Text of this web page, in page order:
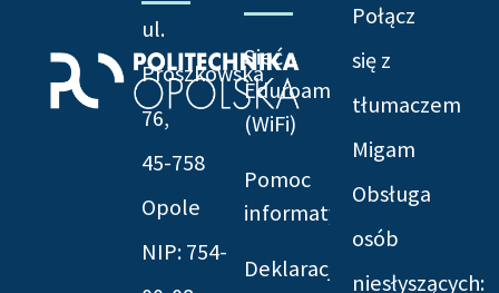
ul.
Prószkowska
76,
45-758
Opole
NIP: 754-
Sieć
Eduroam
(WiFi)
Pomoc
informatyczna
Deklaracja
Połącz
się z
tłumaczem
Migam
Obsługa
osób
niesłyszących: